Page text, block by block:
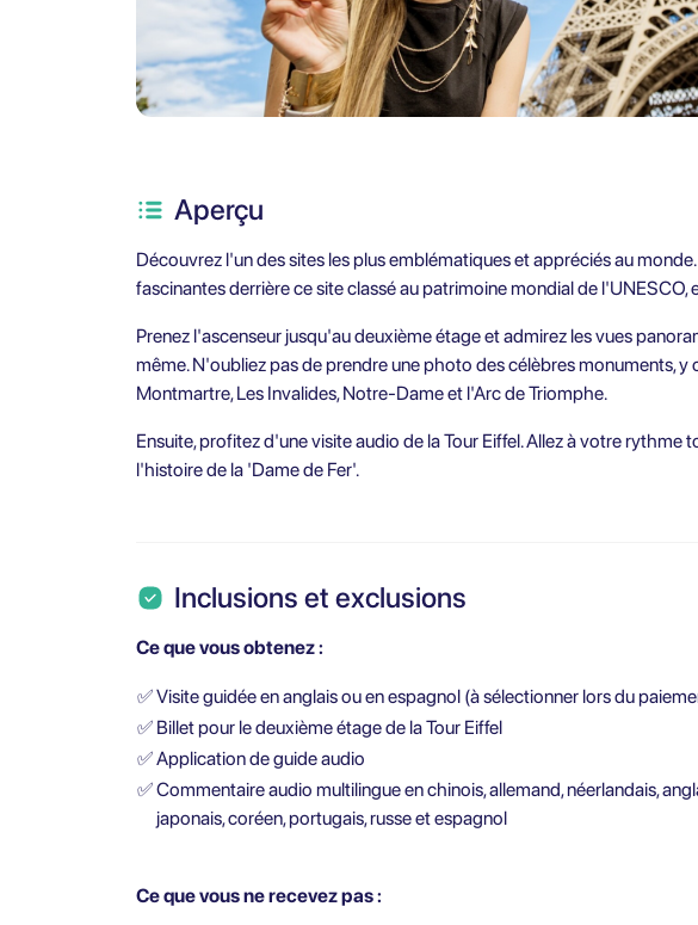
Aperçu
Découvrez l'un des sites les plus emblématiques et appréciés au
fascinantes derrière ce site classé au patrimoine mondial de l'UNESCO,
Prenez l'ascenseur jusqu'au deuxième étage et admirez les vues
même. N'oubliez pas de prendre une photo des célèbres monuments,
Montmartre, Les Invalides, Notre-Dame et l'Arc de Triomphe.
Ensuite, profitez d'une visite audio de la Tour Eiffel. Allez à votre rythme
l'histoire de la 'Dame de Fer'.
Inclusions et exclusions
Ce que vous obtenez :
✅Visite guidée en anglais ou en espagnol (à sélectionner lors du
✅ Billet pour le deuxième étage de la Tour Eiffel
✅Application de guide audio
✅Commentaire audio multilingue en chinois, allemand, néerlandais,
japonais, coréen, portugais, russe et espagnol
Ce que vous ne recevez pas :